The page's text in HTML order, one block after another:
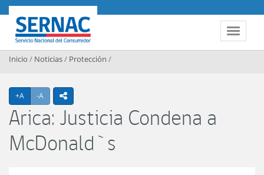
Contenido principal
Toggle
SERNAC
Inicio / Noticias/ Protección /
+A Agrandar texto
-A Achicar textoicono compartir
Arica: Justicia Condena a
McDonald`s